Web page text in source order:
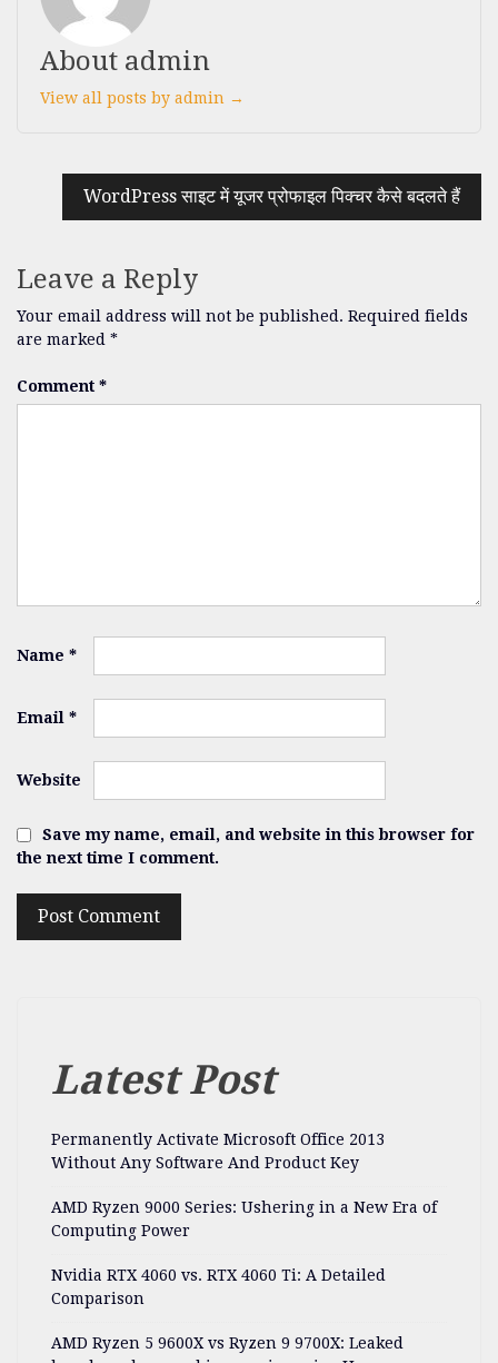
About admin
View all posts by admin →
WordPress साइट में यूजर प्रोफाइल पिक्चर कैसे बदलते हैं
Leave a Reply
Your email address will not be published. Required fields
are marked *
Comment *
Name *
Email *
Website
Save my name, email, and website in this browser for
the next time I comment.
Latest Post
Permanently Activate Microsoft Office 2013
Without Any Software And Product Key
AMD Ryzen 9000 Series: Ushering in a New Era of
Computing Power
Nvidia RTX 4060 vs. RTX 4060 Ti: A Detailed
Comparison
AMD Ryzen 5 9600X vs Ryzen 9 9700X: Leaked